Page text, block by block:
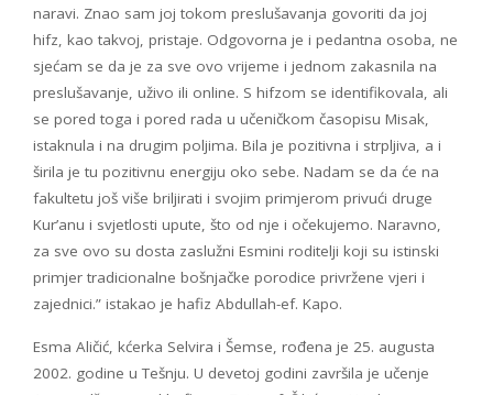
naravi. Znao sam joj tokom preslušavanja govoriti da joj
hifz, kao takvoj, pristaje. Odgovorna je i pedantna osoba, ne
sjećam se da je za sve ovo vrijeme i jednom zakasnila na
preslušavanje, uživo ili online. S hifzom se identifikovala, ali
se pored toga i pored rada u učeničkom časopisu Misak,
istaknula i na drugim poljima. Bila je pozitivna i strpljiva, a i
širila je tu pozitivnu energiju oko sebe. Nadam se da će na
fakultetu još više briljirati i svojim primjerom privući druge
Kur’anu i svjetlosti upute, što od nje i očekujemo. Naravno,
za sve ovo su dosta zaslužni Esmini roditelji koji su istinski
primjer tradicionalne bošnjačke porodice privržene vjeri i
zajednici.” istakao je hafiz Abdullah-ef. Kapo.
Esma Aličić, kćerka Selvira i Šemse, rođena je 25. augusta
2002. godine u Tešnju. U devetoj godini završila je učenje